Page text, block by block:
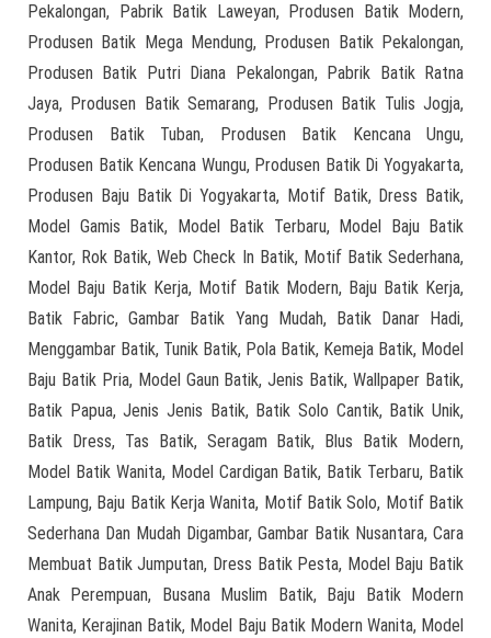
Pekalongan, Pabrik Batik Laweyan, Produsen Batik Modern,
Produsen Batik Mega Mendung, Produsen Batik Pekalongan,
Produsen Batik Putri Diana Pekalongan, Pabrik Batik Ratna
Jaya, Produsen Batik Semarang, Produsen Batik Tulis Jogja,
Produsen Batik Tuban, Produsen Batik Kencana Ungu,
Produsen Batik Kencana Wungu, Produsen Batik Di Yogyakarta,
Produsen Baju Batik Di Yogyakarta, Motif Batik, Dress Batik,
Model Gamis Batik, Model Batik Terbaru, Model Baju Batik
Kantor, Rok Batik, Web Check In Batik, Motif Batik Sederhana,
Model Baju Batik Kerja, Motif Batik Modern, Baju Batik Kerja,
Batik Fabric, Gambar Batik Yang Mudah, Batik Danar Hadi,
Menggambar Batik, Tunik Batik, Pola Batik, Kemeja Batik, Model
Baju Batik Pria, Model Gaun Batik, Jenis Batik, Wallpaper Batik,
Batik Papua, Jenis Jenis Batik, Batik Solo Cantik, Batik Unik,
Batik Dress, Tas Batik, Seragam Batik, Blus Batik Modern,
Model Batik Wanita, Model Cardigan Batik, Batik Terbaru, Batik
Lampung, Baju Batik Kerja Wanita, Motif Batik Solo, Motif Batik
Sederhana Dan Mudah Digambar, Gambar Batik Nusantara, Cara
Membuat Batik Jumputan, Dress Batik Pesta, Model Baju Batik
Anak Perempuan, Busana Muslim Batik, Baju Batik Modern
Wanita, Kerajinan Batik, Model Baju Batik Modern Wanita, Model